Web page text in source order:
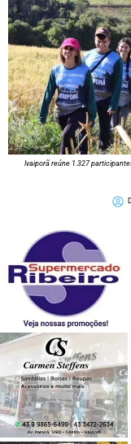
Ivaiporã reúne 1.327